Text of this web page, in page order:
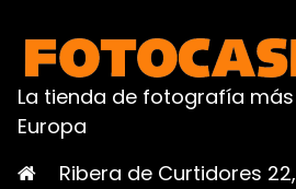
La tienda de fotografía
Europa
Ribera de Curtidores